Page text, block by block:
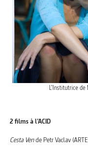
L’Institutrice de
2 films à l’ACID
Cesta Vende Petr Vaclav